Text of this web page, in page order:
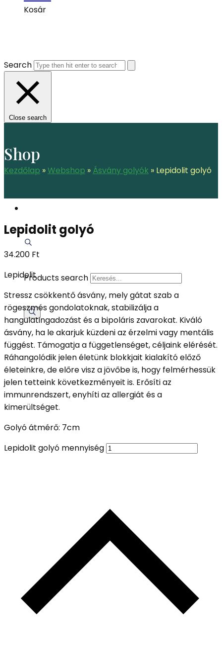
Kosár
Products search
Search
Close search
Shop
Kezdőlap »Webshop » Ásvány golyók » Lepidolit golyó
Lepidolit golyó
34.200 Ft
Lepidolit
Stressz csökkentő ásvány, mely gátat szab a
rögeszmés gondolatoknak, stabilizálja a
hangulatingadozást és a bipoláris zavarokat. Kiváló
ásvány, ha le akarjuk küzdeni az érzelmi vagy mentális
függést. Támogatja a függetlenséget, céljaink elérését.
Ráhangolódik jelen életünk blokkjait kialakító előző
életeinkre, de előre visz a jövőbe is, hogy felmérhessük
jelen tetteink következményeit is. Erősíti az
immunrendszert, enyhíti az allergiát és a
kimerültséget.
Golyó átmérő: 7cm
Lepidolit golyó mennyiség